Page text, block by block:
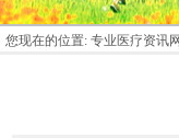
您现在的位置: 专业医疗资讯